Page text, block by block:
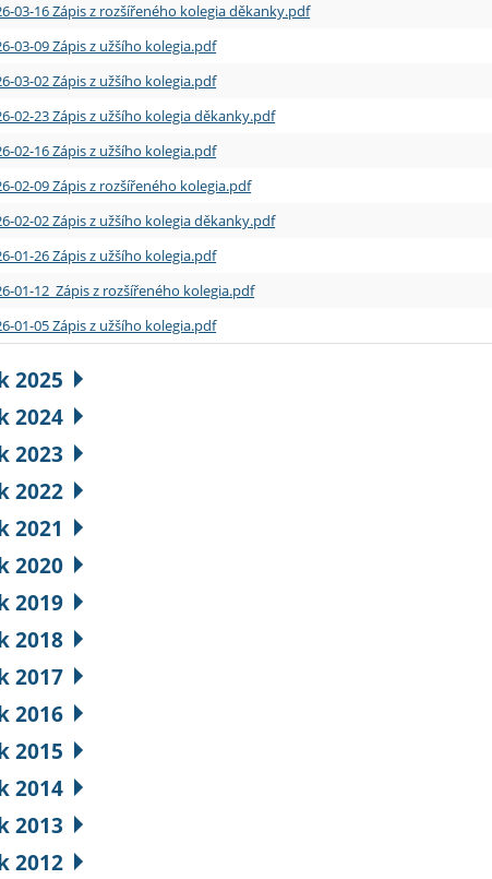
03-16 Zápis z rozšířeného kolegia děkanky.pdf
03-09 Zápis z užšího kolegia.pdf
03-02 Zápis z užšího kolegia.pdf
02-23 Zápis z užšího kolegia děkanky.pdf
02-16 Zápis z užšího kolegia.pdf
02-09 Zápis z rozšířeného kolegia.pdf
02-02 Zápis z užšího kolegia děkanky.pdf
01-26 Zápis z užšího kolegia.pdf
01-12 Zápis z rozšířeného kolegia.pdf
01-05 Zápis z užšího kolegia.pdf
2025
2024
2023
2022
2021
2020
2019
2018
2017
2016
2015
2014
2013
2012